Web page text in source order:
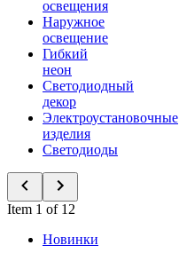
освещения
Наружное
освещение
Гибкий
неон
Светодиодный
декор
Электроустановочные
изделия
Светодиоды
Item 1 of 12
Новинки